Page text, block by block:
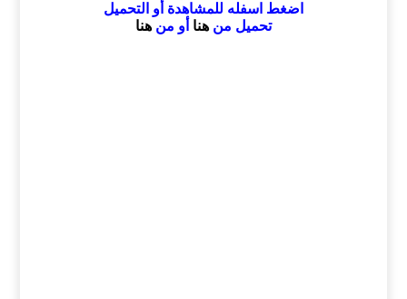
اضغط اسفله للمشاهدة أو التحميل
تحميل من هنا أو من هنا